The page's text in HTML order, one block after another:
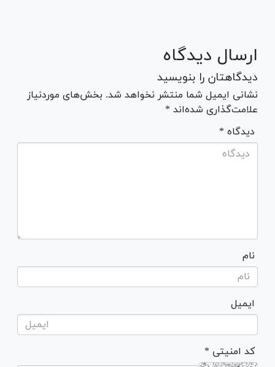
ارسال دیدگاه
دیدگاهتان را بنویسید
نشانی ایمیل شما منتشر نخواهد شد. بخش‌های موردنیاز
علامت‌گذاری شده‌اند *
* دیدگاه
نام
ایمیل
* کد امنیتی